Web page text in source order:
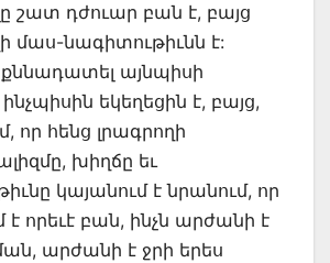
շատ դժուար բան է, բայց
մաս-նագիտութիւնն է:
այնպիսի
եկեղեցին է, բայց,
որ հենց լրագրողի
խիղճը եւ
կայանում է նրանում, որ
է որեւէ բան, ինչն արժանի է
արժանի է ջրի երես